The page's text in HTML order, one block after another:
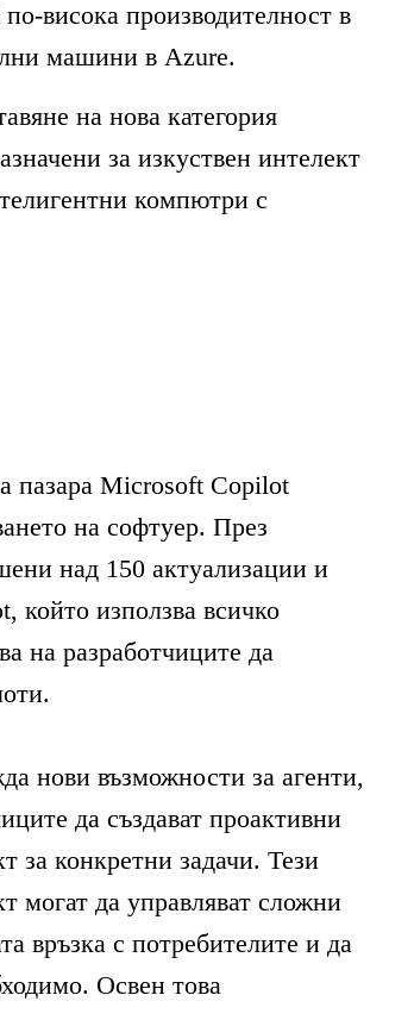
висока производителност в
машини в Azure.
на нова категория
за изкуствен интелект
компютри с
пазара Microsoft Copilot
на софтуер. През
над 150 актуализации и
който използва всичко
на разработчиците да
нови възможности за агенти,
да създават проактивни
за конкретни задачи. Тези
могат да управляват сложни
връзка с потребителите и да
Освен това